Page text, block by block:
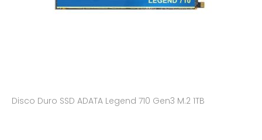
Disco Duro SSD ADATA Legend 710 Gen3 M.2 1TB